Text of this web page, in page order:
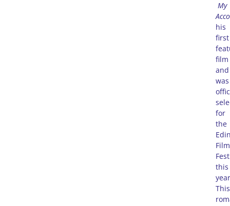
My
his
first
film
and
was
for
the
Film
this
This